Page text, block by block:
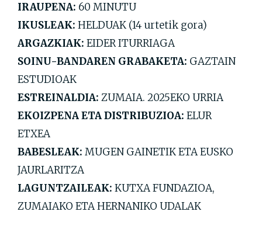
IRAUPENA: 60 MINUTU
IKUSLEAK: HELDUAK (14 urtetik gora)
ARGAZKIAK: EIDER ITURRIAGA
SOINU-BANDAREN GRABAKETA: GAZTAIN
ESTUDIOAK
ESTREINALDIA: ZUMAIA. 2025EKO URRIA
EKOIZPENA ETA DISTRIBUZIOA: ELUR
ETXEA
BABESLEAK: MUGEN GAINETIK ETA EUSKO
JAURLARITZA
LAGUNTZAILEAK: KUTXA FUNDAZIOA,
ZUMAIAKO ETA HERNANIKO UDALAK